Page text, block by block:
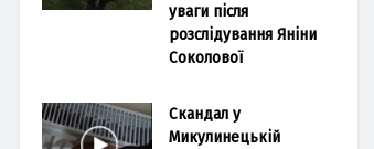
уваги після
розслідування Яніни
Соколової
Скандал у
Микулинецькій